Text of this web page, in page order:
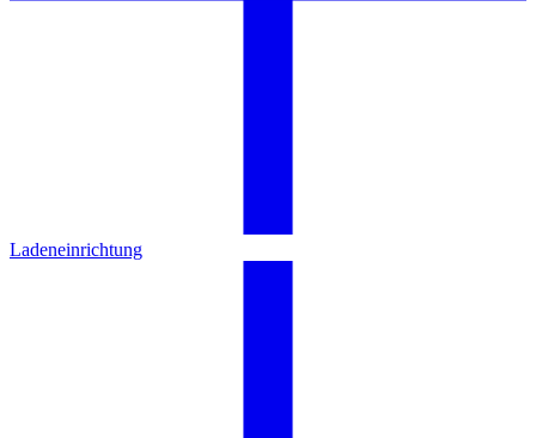
Ladeneinrichtung